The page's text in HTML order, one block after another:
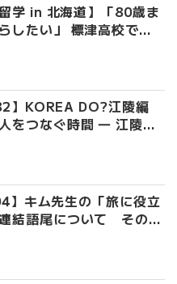
学 in 北海道】「80歳ま
したい」 標津高校で踏
しい生き方
】KOREA DO?江陵編
をつなぐ時間 ― 江陵端
】キム先生の「旅に役立
結語尾について その